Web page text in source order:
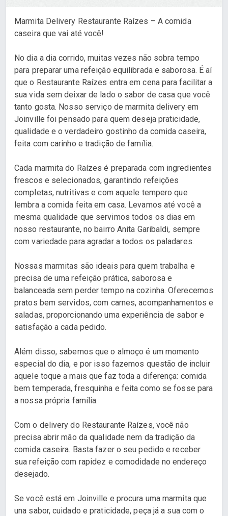
Marmita Delivery Restaurante Raízes – A comida
caseira que vai até você!
No dia a dia corrido, muitas vezes não sobra tempo
para preparar uma refeição equilibrada e saborosa. É aí
que o Restaurante Raízes entra em cena para facilitar a
sua vida sem deixar de lado o sabor de casa que você
tanto gosta. Nosso serviço de marmita delivery em
Joinville foi pensado para quem deseja praticidade,
qualidade e o verdadeiro gostinho da comida caseira,
feita com carinho e tradição de família.
Cada marmita do Raízes é preparada com ingredientes
frescos e selecionados, garantindo refeições
completas, nutritivas e com aquele tempero que
lembra a comida feita em casa. Levamos até você a
mesma qualidade que servimos todos os dias em
nosso restaurante, no bairro Anita Garibaldi, sempre
com variedade para agradar a todos os paladares.
Nossas marmitas são ideais para quem trabalha e
precisa de uma refeição prática, saborosa e
balanceada sem perder tempo na cozinha. Oferecemos
pratos bem servidos, com carnes, acompanhamentos e
saladas, proporcionando uma experiência de sabor e
satisfação a cada pedido.
Além disso, sabemos que o almoço é um momento
especial do dia, e por isso fazemos questão de incluir
aquele toque a mais que faz toda a diferença: comida
bem temperada, fresquinha e feita como se fosse para
a nossa própria família.
Com o delivery do Restaurante Raízes, você não
precisa abrir mão da qualidade nem da tradição da
comida caseira. Basta fazer o seu pedido e receber
sua refeição com rapidez e comodidade no endereço
desejado.
Se você está em Joinville e procura uma marmita que
una sabor, cuidado e praticidade, peça já a sua com o